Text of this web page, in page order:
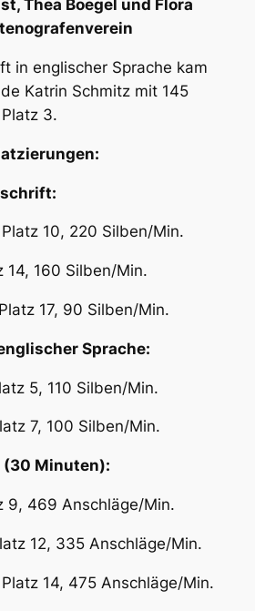
Thea Boegel und Flora
in englischer Sprache kam
Katrin Schmitz mit 145
3.
10, 220 Silben/Min.
14, 160 Silben/Min.
17, 90 Silben/Min.
Sprache:
5, 110 Silben/Min.
7, 100 Silben/Min.
Minuten):
9, 469 Anschläge/Min.
12, 335 Anschläge/Min.
14, 475 Anschläge/Min.